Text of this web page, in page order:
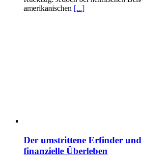
amerikanischen [...]
Der umstrittene Erfinder
finanzielle Überleben